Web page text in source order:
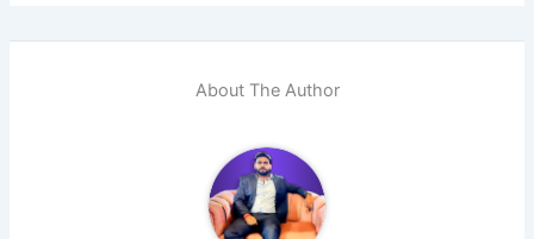
About The Author